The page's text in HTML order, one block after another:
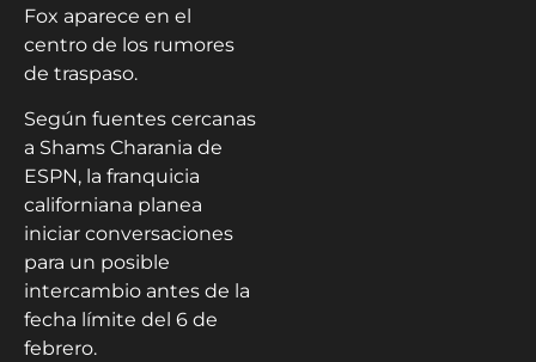
Fox aparece en el
centro de los rumores
de traspaso.
Según fuentes cercanas
a Shams Charania de
ESPN, la franquicia
californiana planea
iniciar conversaciones
para un posible
intercambio antes de la
fecha límite del 6 de
febrero.